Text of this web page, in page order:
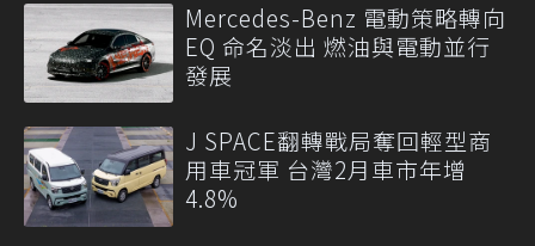
Mercedes-Benz 電動策略轉向
EQ 命名淡出 燃油與電動並行
發展
J SPACE翻轉戰局奪回輕型商
用車冠軍 台灣2月車市年增
4.8%